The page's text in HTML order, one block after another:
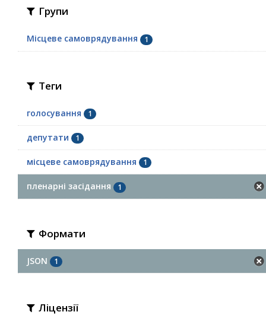
Групи
Місцеве самоврядування 1
Теги
голосування 1
депутати 1
місцеве самоврядування 1
пленарні засідання 1
Формати
JSON 1
Ліцензії